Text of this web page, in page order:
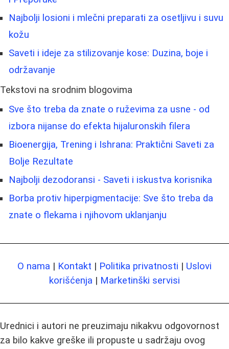
Najbolji losioni i mlečni preparati za osetljivu i suvu
kožu
Saveti i ideje za stilizovanje kose: Duzina, boje i
održavanje
Tekstovi na srodnim blogovima
Sve što treba da znate o ruževima za usne - od
izbora nijanse do efekta hijaluronskih filera
Bioenergija, Trening i Ishrana: Praktični Saveti za
Bolje Rezultate
Najbolji dezodoransi - Saveti i iskustva korisnika
Borba protiv hiperpigmentacije: Sve što treba da
znate o flekama i njihovom uklanjanju
O nama | Kontakt | Politika privatnosti | Uslovi
korišćenja | Marketinški servisi
Urednici i autori ne preuzimaju nikakvu odgovornost
za bilo kakve greške ili propuste u sadržaju ovog